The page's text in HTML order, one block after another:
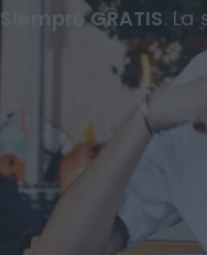
Siempre GRATIS. La